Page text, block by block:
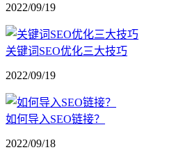
2022/09/19
关键词SEO优化三大技巧
2022/09/19
如何导入SEO链接？
2022/09/18